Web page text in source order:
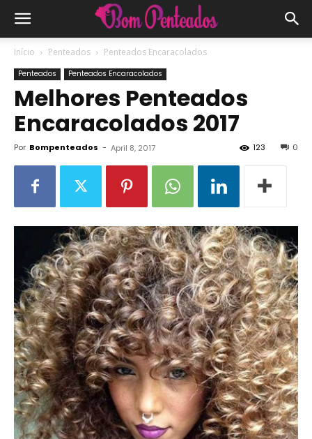
Início Penteados Penteados Encaracolados
Penteados Penteados Encaracolados
Melhores Penteados
Encaracolados 2017
Por Bompenteados - April 8, 2017 0
123